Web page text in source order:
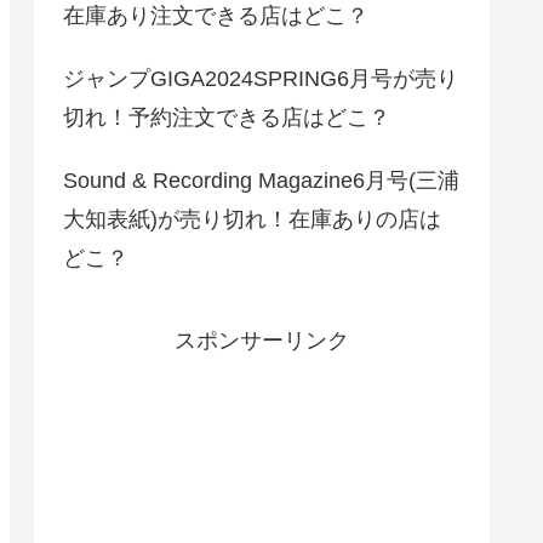
在庫あり注文できる店はどこ？
ジャンプGIGA2024SPRING6月号が売り
切れ！予約注文できる店はどこ？
Sound & Recording Magazine6月号(三浦
大知表紙)が売り切れ！在庫ありの店は
どこ？
スポンサーリンク